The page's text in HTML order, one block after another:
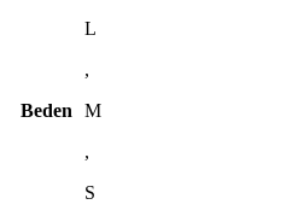
Beden
L
,
M
,
S